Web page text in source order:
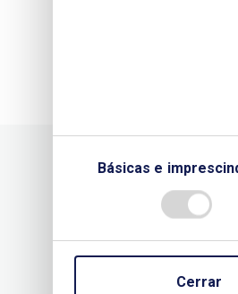
Básicas e
Cerrar